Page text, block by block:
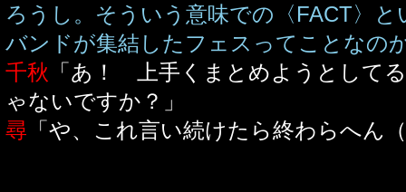
ろうし。そういう意味での〈FACT〉
バンドが集結したフェスってことなの
千秋 「あ！ 上手くまとめようとして
ゃないですか？」
尋 「や、これ言い続けたら終わらへん